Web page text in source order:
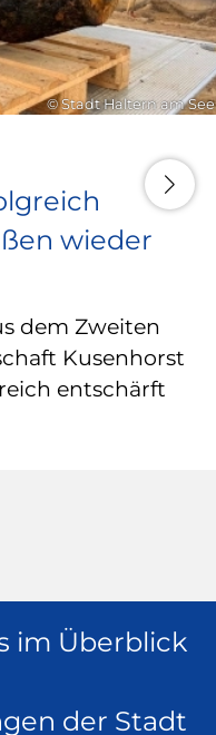
© Stadt Haltern am See
wieder
dem Zweiten
Kusenhorst
entschärft
im Überblick
der Stadt